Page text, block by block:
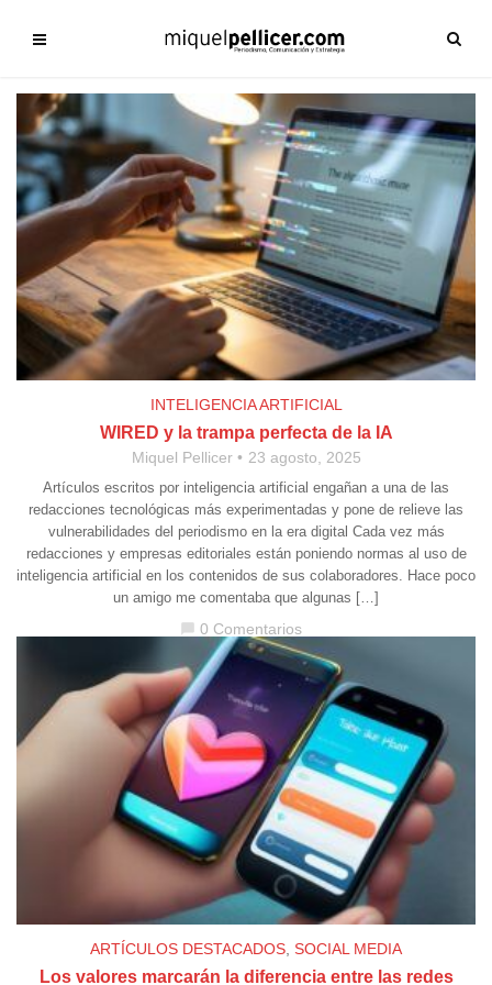
INTELIGENCIA ARTIFICIAL
WIRED y la trampa perfecta de la IA
Miquel Pellicer 23 agosto, 2025
Artículos escritos por inteligencia artificial engañan a una de las
redacciones tecnológicas más experimentadas y pone de relieve las
vulnerabilidades del periodismo en la era digital Cada vez más
redacciones y empresas editoriales están poniendo normas al uso de
inteligencia artificial en los contenidos de sus colaboradores. Hace poco
un amigo me comentaba que algunas […]
chat_bubble 0 Comentarios
ARTÍCULOS DESTACADOS SOCIAL MEDIA
Los valores marcarán la diferencia entre las redes